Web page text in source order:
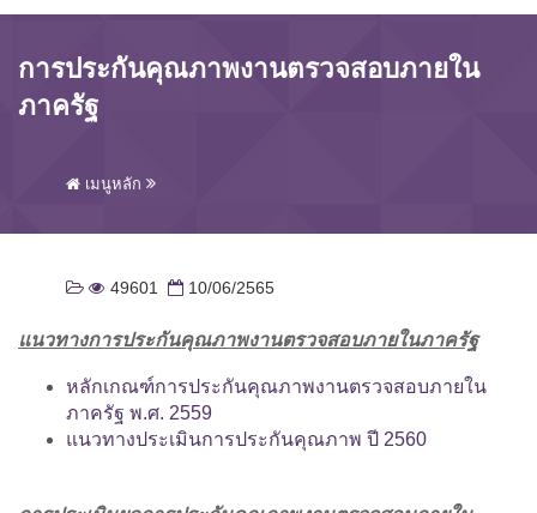
การประกันคุณภาพงานตรวจสอบภายใน
ภาครัฐ
เมนูหลัก
49601 10/06/2565
แนวทางการประกันคุณภาพงานตรวจสอบภายในภาครัฐ
หลักเกณฑ์การประกันคุณภาพงานตรวจสอบภายใน
ภาครัฐ พ.ศ. 2559
แนวทางประเมินการประกันคุณภาพ ปี 2560